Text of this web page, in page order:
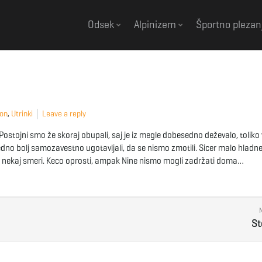
Odsek Alpinizem Športno
, Utrinki Leave a reply
smo že skoraj obupali, saj je iz megle dobesedno deževalo, toliko
bolj samozavestno ugotavljali, da se nismo zmotili. Sicer malo
smeri. Keco oprosti, ampak Nine nismo mogli zadržati doma…